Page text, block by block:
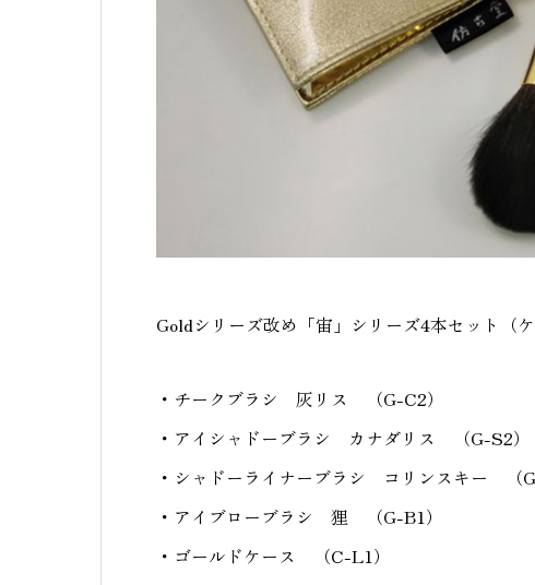
Goldシリーズ改め「宙」シリーズ4本セット（ケ
・チークブラシ 灰リス （G-C2）
・アイシャドーブラシ カナダリス （G-S2）
・シャドーライナーブラシ コリンスキー （
・アイブローブラシ 狸 （G-B1）
・ゴールドケース （C-L1）